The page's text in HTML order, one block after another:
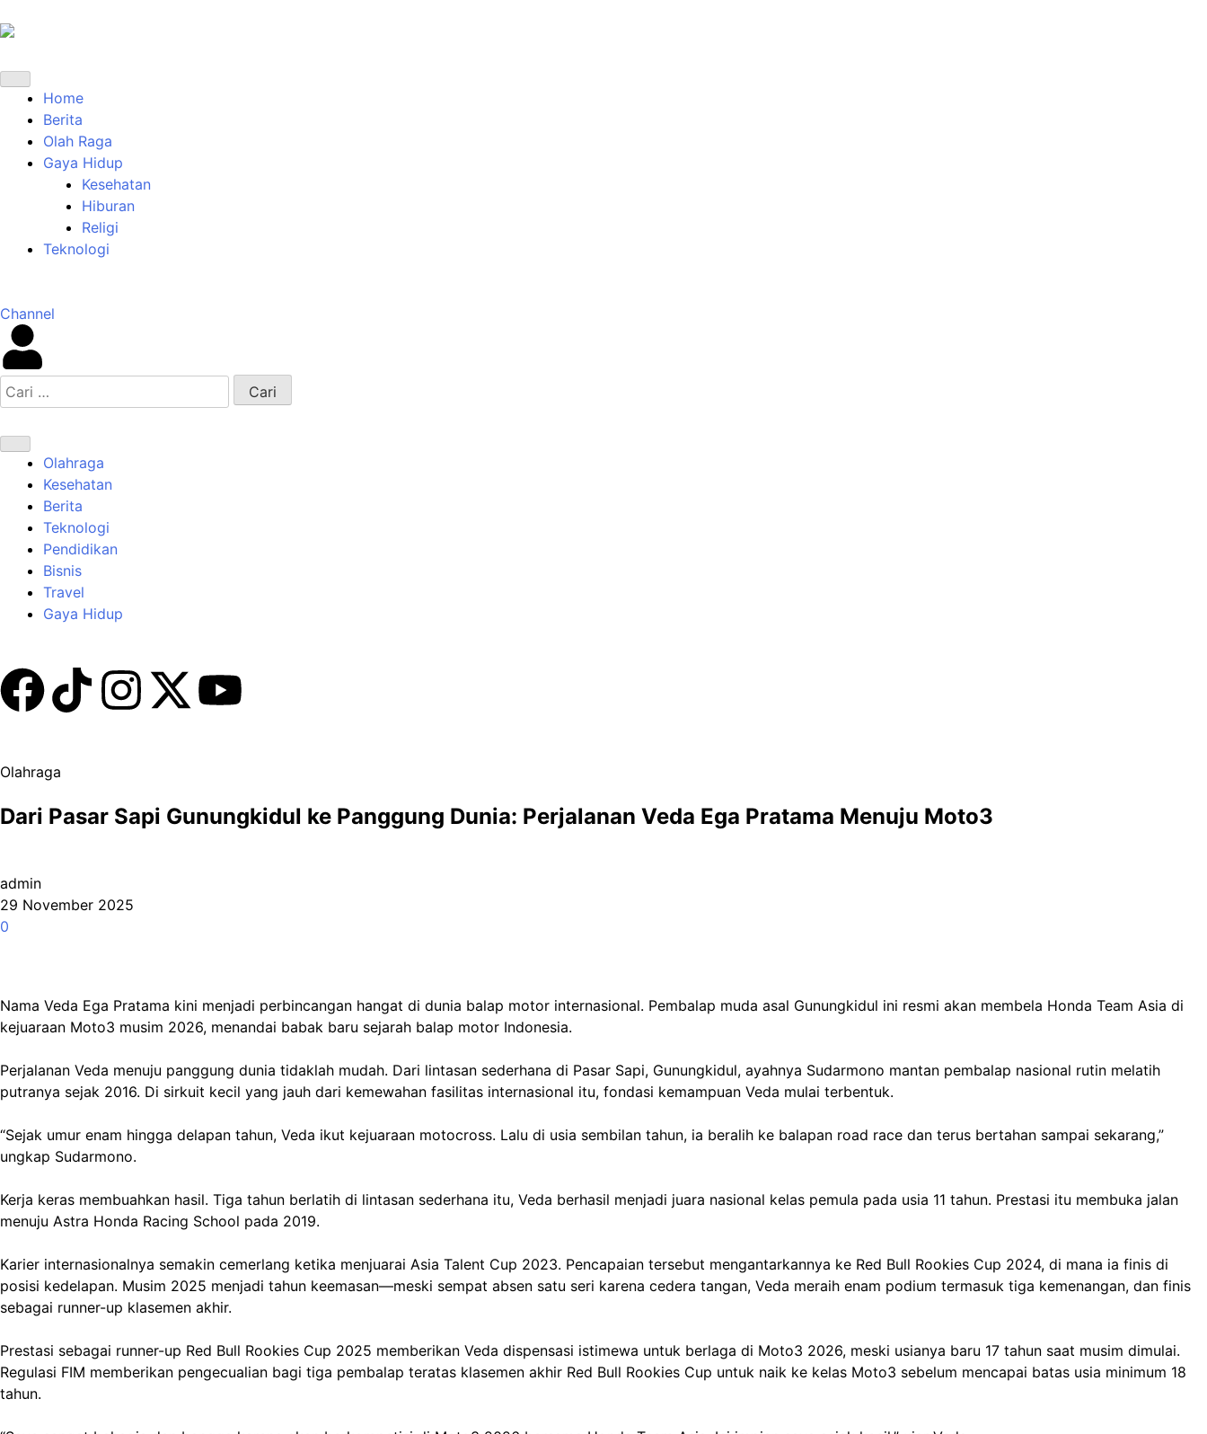
Home
Berita
Olah Raga
Gaya Hidup
Kesehatan
Hiburan
Religi
Teknologi
Channel
Olahraga
Kesehatan
Berita
Teknologi
Pendidikan
Bisnis
Travel
Gaya Hidup
Olahraga
Dari Pasar Sapi Gunungkidul ke Panggung Dunia: Perjalanan Veda Ega Pratama Menuju Moto3
admin
29 November 2025
0
Nama Veda Ega Pratama kini menjadi perbincangan hangat di dunia balap motor internasional. Pembalap muda asal Gunungkidul ini resmi akan membela Honda Team Asia di
kejuaraan Moto3 musim 2026, menandai babak baru sejarah balap motor Indonesia.
Perjalanan Veda menuju panggung dunia tidaklah mudah. Dari lintasan sederhana di Pasar Sapi, Gunungkidul, ayahnya Sudarmono mantan pembalap nasional rutin melatih
putranya sejak 2016. Di sirkuit kecil yang jauh dari kemewahan fasilitas internasional itu, fondasi kemampuan Veda mulai terbentuk.
“Sejak umur enam hingga delapan tahun, Veda ikut kejuaraan motocross. Lalu di usia sembilan tahun, ia beralih ke balapan road race dan terus bertahan sampai sekarang,”
ungkap Sudarmono.
Kerja keras membuahkan hasil. Tiga tahun berlatih di lintasan sederhana itu, Veda berhasil menjadi juara nasional kelas pemula pada usia 11 tahun. Prestasi itu membuka jalan
menuju Astra Honda Racing School pada 2019.
Karier internasionalnya semakin cemerlang ketika menjuarai Asia Talent Cup 2023. Pencapaian tersebut mengantarkannya ke Red Bull Rookies Cup 2024, di mana ia finis di
posisi kedelapan. Musim 2025 menjadi tahun keemasan—meski sempat absen satu seri karena cedera tangan, Veda meraih enam podium termasuk tiga kemenangan, dan finis
sebagai runner-up klasemen akhir.
Prestasi sebagai runner-up Red Bull Rookies Cup 2025 memberikan Veda dispensasi istimewa untuk berlaga di Moto3 2026, meski usianya baru 17 tahun saat musim dimulai.
Regulasi FIM memberikan pengecualian bagi tiga pembalap teratas klasemen akhir Red Bull Rookies Cup untuk naik ke kelas Moto3 sebelum mencapai batas usia minimum 18
tahun.